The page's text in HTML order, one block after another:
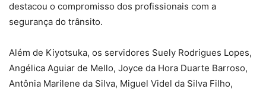
destacou o compromisso dos profissionais com a
segurança do trânsito.
Além de Kiyotsuka, os servidores Suely Rodrigues Lopes,
Angélica Aguiar de Mello, Joyce da Hora Duarte Barroso,
Antônia Marilene da Silva, Miguel Videl da Silva Filho,